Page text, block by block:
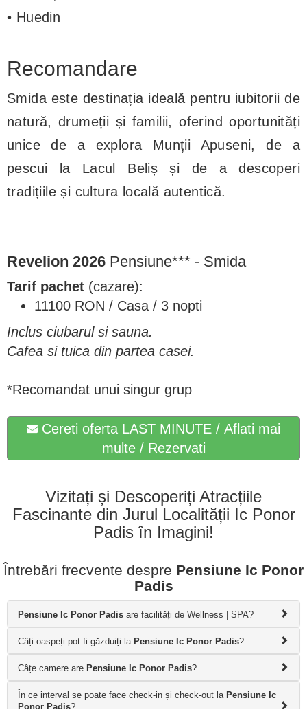
• Huedin
Recomandare
Smida este destinația ideală pentru iubitorii de
natură, drumeții și familii, oferind oportunități
unice de a explora Munții Apuseni, de a
pescui la Lacul Beliș și de a descoperi
tradițiile și cultura locală autentică.
Revelion 2026 Pensiune*** - Smida
Tarif pachet (cazare):
11100 RON / Casa / 3 nopti
Inclus ciubarul si sauna.
Cafea si tuica din partea casei.
*Recomandat unui singur grup
Cereti oferta LAST MINUTE / Aflati mai
multe / Rezervati
Vizitați și Descoperiți Atracțiile
Fascinante din Jurul Localității Ic Ponor
Padis în Imagini!
Întrebări frecvente despre Pensiune Ic Ponor
Padis
Pensiune Ic Ponor Padis are facilități de Wellness | SPA?
Câți oaspeți pot fi găzduiți la Pensiune Ic Ponor Padis?
Câțe camere are Pensiune Ic Ponor Padis?
În ce interval se poate face check-in și check-out la Pensiune Ic
Ponor Padis?